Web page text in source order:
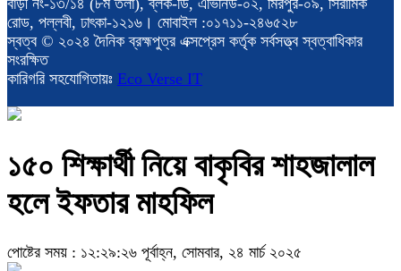
রোড, পল্লবী, ঢাৎকা-১২১৬। মোবাইল :০১৭১১-২৪৬৫২৮
স্বত্ব © ২০২৪ দৈনিক ব্রহ্মপুত্র এক্সপ্রেস কর্তৃক সর্বসত্ত্ব স্বত্বাধিকার
সংরক্ষিত
কারিগরি সহযোগিতায়ঃ Eco Verse IT
১৫০ শিক্ষার্থী নিয়ে বাকৃবির শাহজালাল
হলে ইফতার মাহফিল
পোষ্টের সময় : ১২:২৯:২৬ পূর্বাহ্ন, সোমবার, ২৪ মার্চ ২০২৫